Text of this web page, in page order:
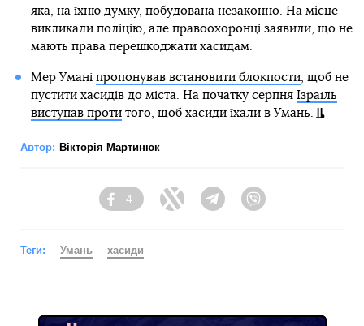
яка, на їхню думку, побудована незаконно. На місце
викликали поліцію, але правоохоронці заявили, що не
мають права перешкоджати хасидам.
Мер Умані пропонував встановити блокпости, щоб не
пустити хасидів до міста. На початку серпня Ізраїль
виступав протитого, щоб хасиди їхали в Умань.
Автор: Вікторія Мартинюк
Facebook
4
Twitter TelegramViber
Теги: Умань хасиди